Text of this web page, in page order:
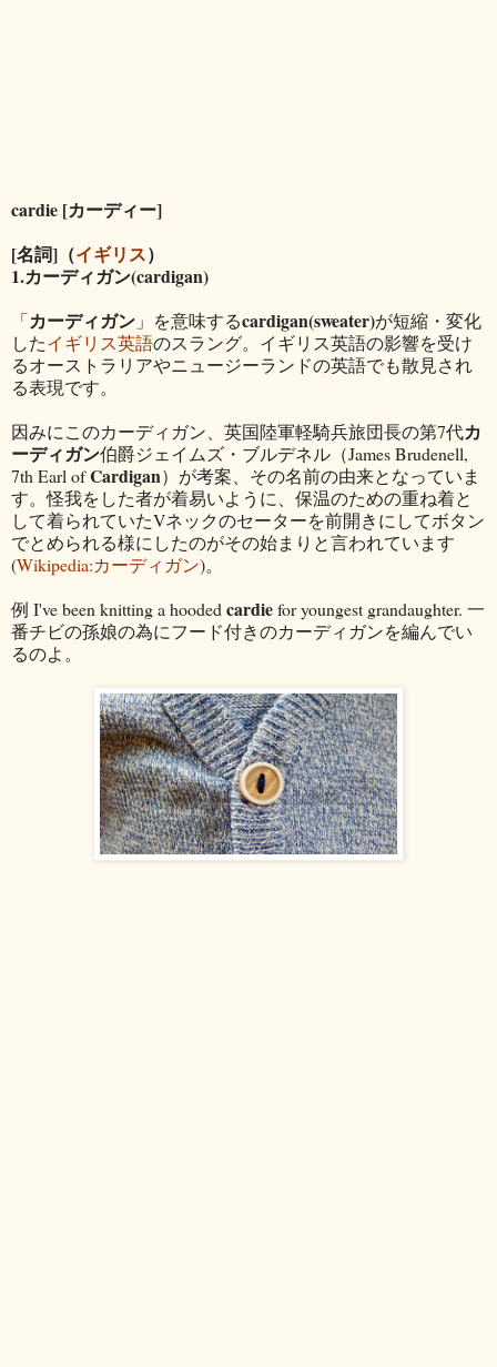
cardie [カーディー]
[名詞]（イギリス）
1.カーディガン(cardigan)
「カーディガン 」を意味するcardigan(sweater)が短縮・変化
したイギリス英語のスラング。イギリス英語の影響を受け
るオーストラリアやニュージーランドの英語でも散見され
る表現です。
因みにこのカーディガン、英国陸軍軽騎兵旅団長の第7代カ
ーディガン伯爵ジェイムズ・ブルデネル（James Brudenell,
7th Earl ofCardigan）が考案、その名前の由来となっていま
す。怪我をした者が着易いように、保温のための重ね着と
して着られていたVネックのセーターを前開きにしてボタン
でとめられる様にしたのがその始まりと言われています
(Wikipedia:カーディガン)。
例 I've been knitting a hooded cardiefor youngest grandaughter. 一
番チビの孫娘の為にフード付きのカーディガンを編んでい
るのよ。